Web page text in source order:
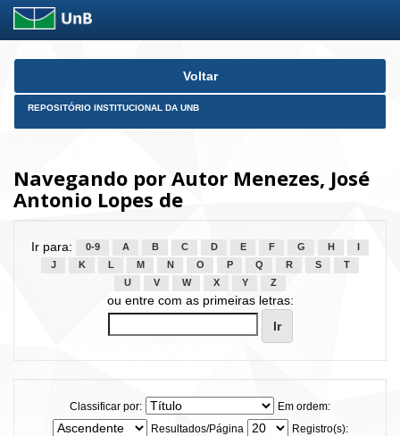
Skip
Voltar
REPOSITÓRIO INSTITUCIONAL DA UNB
Navegando por Autor Menezes, José
Antonio Lopes de
Ir para: 0-9 A B C D E F G H
J
K L M N O P Q R S
T
U
V W X Y Z
ou entre com as primeiras letras:
Classificar por:
Em ordem:
Resultados/Página
Registro(s):